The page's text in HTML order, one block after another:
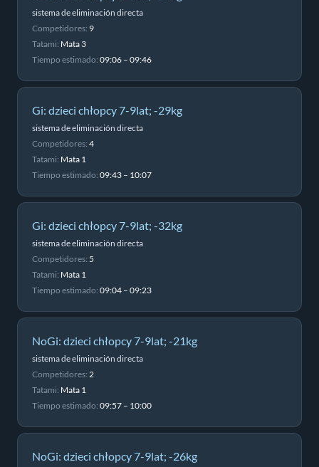
sistema de eliminación directa
Competidores: 9
Tatami: Mata 3
Tiempo estimado: 09:06 – 09:46
Gi: dzieci chłopcy 7-9lat; -29kg
sistema de eliminación directa
Competidores: 4
Tatami: Mata 1
Tiempo estimado: 09:43 – 10:07
Gi: dzieci chłopcy 7-9lat; -32kg
sistema de eliminación directa
Competidores: 5
Tatami: Mata 1
Tiempo estimado: 09:04 – 09:23
NoGi: dzieci chłopcy 7-9lat; -21kg
sistema de eliminación directa
Competidores: 2
Tatami: Mata 1
Tiempo estimado: 09:57 – 10:00
NoGi: dzieci chłopcy 7-9lat; -26kg